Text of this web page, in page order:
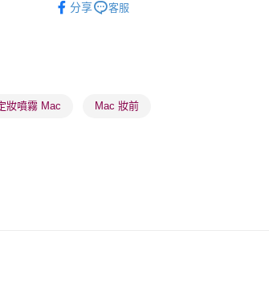
每筆HK$65.00，滿HK$300.00或以上免運費
分享
客服
妝噴霧 Mac Mac 妝前